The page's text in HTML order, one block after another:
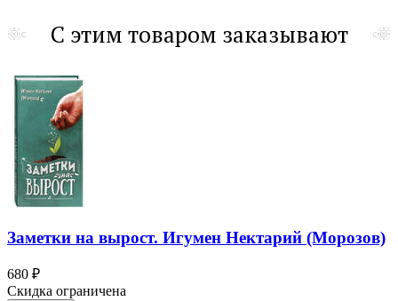
С этим товаром заказывают
Заметки на вырост. Игумен Нектарий (Морозов)
680 ₽
Скидка ограничена